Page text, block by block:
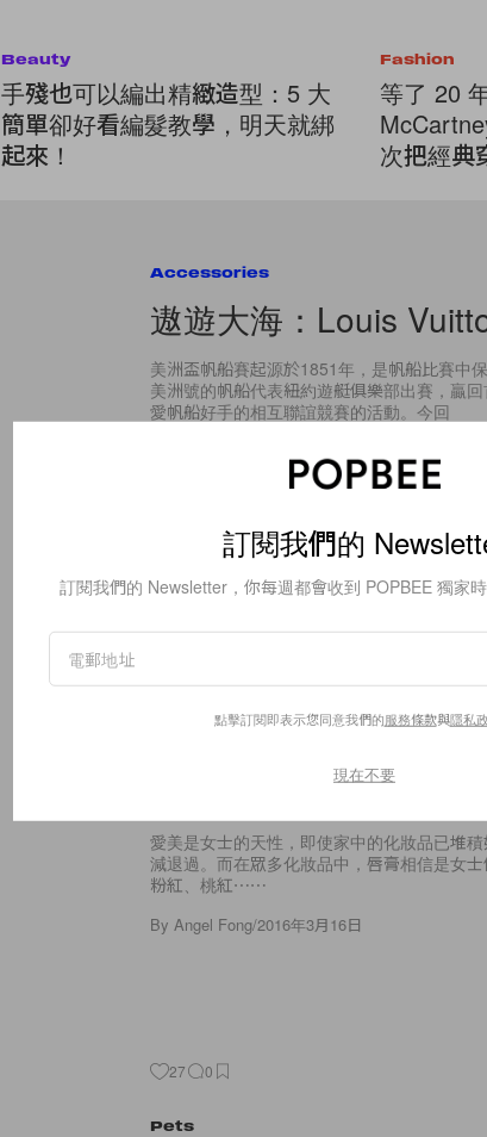
Beauty
手殘也可以編出精緻造型：5 大
簡單卻好看編髮教學，明天就綁
起來！
Fashion
等了 20
次把經典
Accessories
遨遊大海：Louis
美洲盃帆船賽起源於1851年，是帆船比賽中
美洲號的帆船代表紐約遊艇俱樂部出賽，贏
愛帆船好手的相互聯誼競賽的活動。今回
嬌嫩迷人的粉紅！9
愛美是女士的天性，即使家中的化妝品已堆
減退過。而在眾多化妝品中，唇膏相信是女
粉紅、桃紅⋯⋯
By Angel Fong/2016年3月16日
27 0
Pets
訂閱我們的
訂閱我們的 Newsletter，你每週都會收到 POPBEE 獨家時
點擊訂閱即表示您同意我們的服務條款與隱私
現在不要